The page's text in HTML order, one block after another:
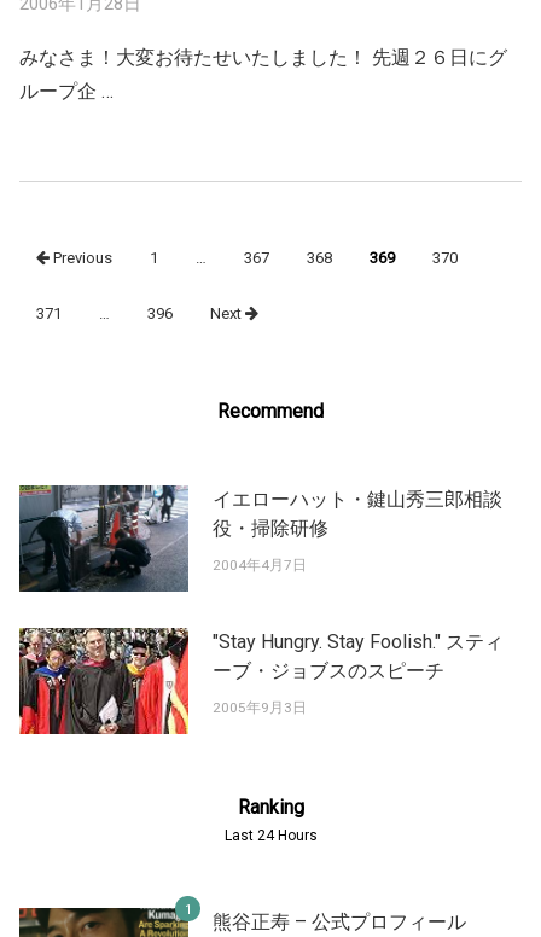
みなさま！大変お待たせいたしました！ 先週２６日にグ
ループ企 …
navigation
Previous 1 367 368 369 370
371 396 Next
Recommend
イエローハット・鍵山秀三郎相談
役・掃除研修
2004年4月7日
"Stay Hungry. Stay Foolish." スティ
ーブ・ジョブスのスピーチ
2005年9月3日
Ranking
Last 24 Hours
熊谷正寿 – 公式プロフィール